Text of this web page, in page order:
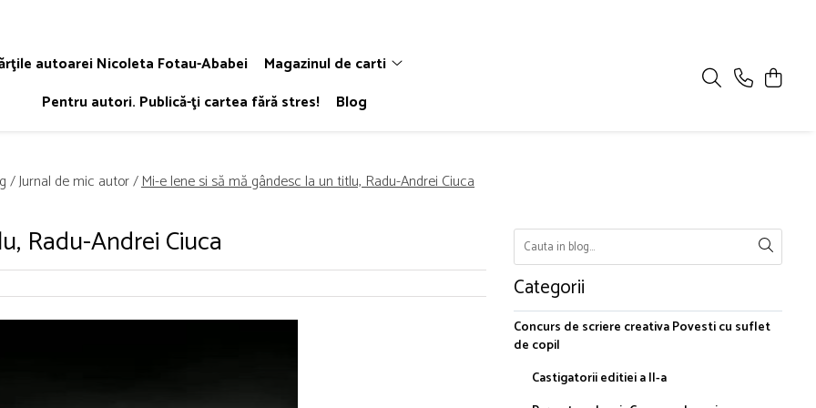
autoarei Nicoleta Fotau-Ababei
Magazinul de carti
Pentru autori. Publică-ţi cartea fără stres!
Blog
/Jurnal de mic autor /Mi-e lene si să mă gândesc la un titlu, Radu-Andrei Ciuca
Radu-Andrei Ciuca
Categorii
Concurs de scriere creativa Povesti cu suflet
de copil
Castigatorii editiei a II-a